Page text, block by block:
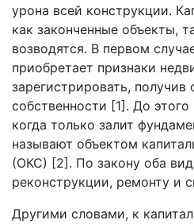
урона всей конструкции.
как законченные объекты,
возводятся. В первом
приобретает признаки
зарегистрировать, получив
собственности [1]. До
когда только залит
называют объектом
(ОКС) [2]. По закону оба
реконструкции, ремонту и
Другими словами, к